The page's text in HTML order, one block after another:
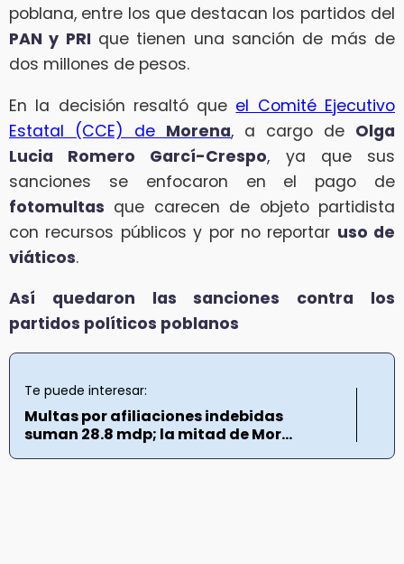
poblana, entre los que destacan los partidos del
PAN y PRI que tienen una sanción de más de
dos millones de pesos.
En la decisión resaltó que el Comité Ejecutivo
Estatal (CCE) de Morena, a cargo de Olga
Lucia Romero Garcí-Crespo, ya que sus
sanciones se enfocaron en el pago de
fotomultas que carecen de objeto partidista
con recursos públicos y por no reportar uso de
viáticos.
Así quedaron las sanciones contra los
partidos políticos poblanos
Te puede interesar:
Multas por afiliaciones indebidas
suman 28.8 mdp; la mitad de Mor...